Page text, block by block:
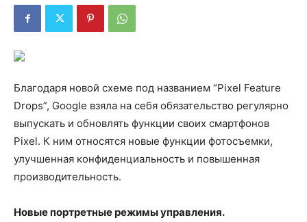
Благодаря новой схеме под названием “Pixel Feature
Drops”, Google взяла на себя обязательство регулярно
выпускать и обновлять функции своих смартфонов
Pixel. К ним относятся новые функции фотосъемки,
улучшенная конфиденциальность и повышенная
производительность.
Новые портретные режимы управления.